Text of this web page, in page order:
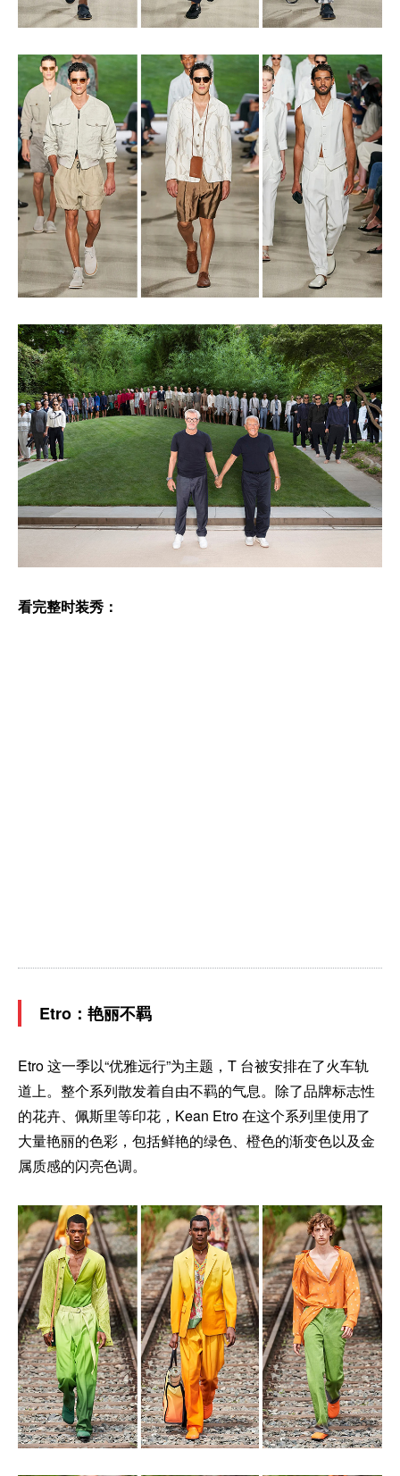
看完整时装秀：
Etro：艳丽不羁
Etro 这一季以“优雅远行”为主题，T 台被安排在了火车轨
道上。整个系列散发着自由不羁的气息。除了品牌标志性
的花卉、佩斯里等印花，Kean Etro 在这个系列里使用了
大量艳丽的色彩，包括鲜艳的绿色、橙色的渐变色以及金
属质感的闪亮色调。